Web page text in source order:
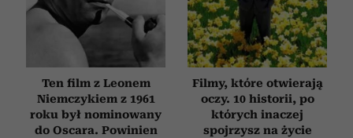
Ten film z Leonem
Niemczykiem z 1961
roku był nominowany
do Oscara. Powinien
Filmy, które otwierają
oczy. 10 historii, po
których inaczej
spojrzysz na życie